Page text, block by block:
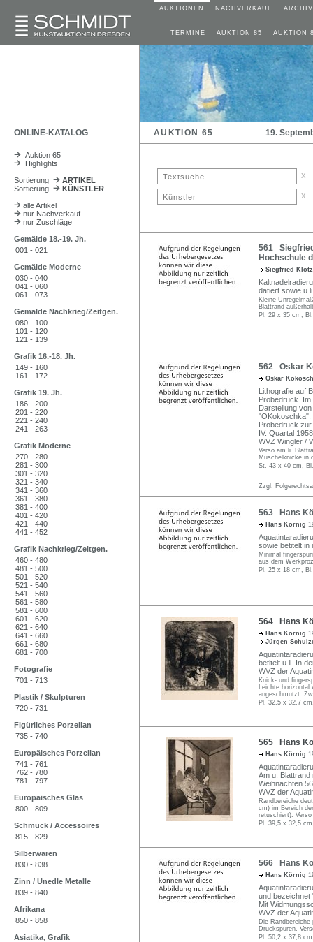
AUKTIONEN NACHVERKAUF ARCHIV
TERMINE AUKTION 85 AUKTION
ONLINE-KATALOG AUKTION 65 19.
Auktion 65
Highlights
Sortierung
ARTIKEL
Sortierung
KÜNSTLER
alle Artikel
nur Nachverkauf
nur Zuschläge
Gemälde 18.-19. Jh.
001 - 021
Gemälde Moderne
030 - 040
041 - 060
061 - 073
Gemälde Nachkrieg/Zeitgen.
080 - 100
101 - 120
121 - 139
Grafik 16.-18. Jh.
149 - 160
161 - 172
Grafik 19. Jh.
186 - 200
201 - 220
221 - 240
241 - 263
Grafik Moderne
270 - 280
281 - 300
301 - 320
321 - 340
341 - 360
361 - 380
381 - 400
401 - 420
421 - 440
441 - 452
Grafik Nachkrieg/Zeitgen.
460 - 480
481 - 500
501 - 520
521 - 540
541 - 560
561 - 580
581 - 600
601 - 620
621 - 640
641 - 660
661 - 680
681 - 700
Fotografie
701 - 713
Plastik / Skulpturen
720 - 731
Figürliches Porzellan
735 - 740
Europäisches Porzellan
741 - 761
762 - 780
781 - 797
Europäisches Glas
800 - 809
Schmuck / Accessoires
815 - 829
Silberwaren
830 - 838
Zinn / Unedle Metalle
839 - 840
Afrikana
850 - 858
Asiatika, Grafik
x
x
561
Hochschule
Siegfried
datiert sowie
Kleine
Blattrand
Pl. 29 x 35 cm,
562 Oskar
Oskar
Lithografie auf
Probedruck. Im
Darstellung
"OKokoschka".
Probedruck zur
IV. Quartal
WVZ Wingler /
Verso am li.
Muschelknicke in
St. 43 x 40 cm,
Zzgl.
563 Hans
Hans Körnig
sowie betitelt in
Minimal
aus dem
Pl. 25 x 18 cm,
564 Hans
Hans Körnig
Jürgen
betitelt u.li. In
WVZ der
Knick- und
Leichte horizontal
angeschmutzt.
Pl. 32,5 x 32,7
565 Hans
Hans Körnig
Am u.
Weihnachten
WVZ der
Randbereiche
cm) im Bereich
retuschiert).
Pl. 39,5 x 32,5
566 Hans
Hans Körnig
und bezeichnet
Mit
WVZ der
Die
Druckspuren.
Pl. 50,2 x 37,8